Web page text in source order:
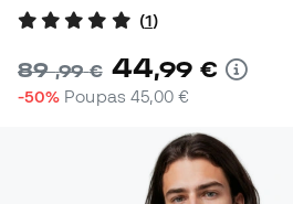
(1)
89,99 € 44,99 €
-50% Poupas 45,00 €